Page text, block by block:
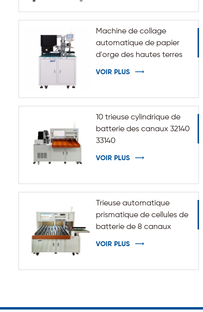
Machine de collage
automatique de papier
d'orge des hautes terres
VOIR PLUS
10 trieuse cylindrique de
batterie des canaux 32140
33140
VOIR PLUS
Trieuse automatique
prismatique de cellules de
batterie de 8 canaux
VOIR PLUS